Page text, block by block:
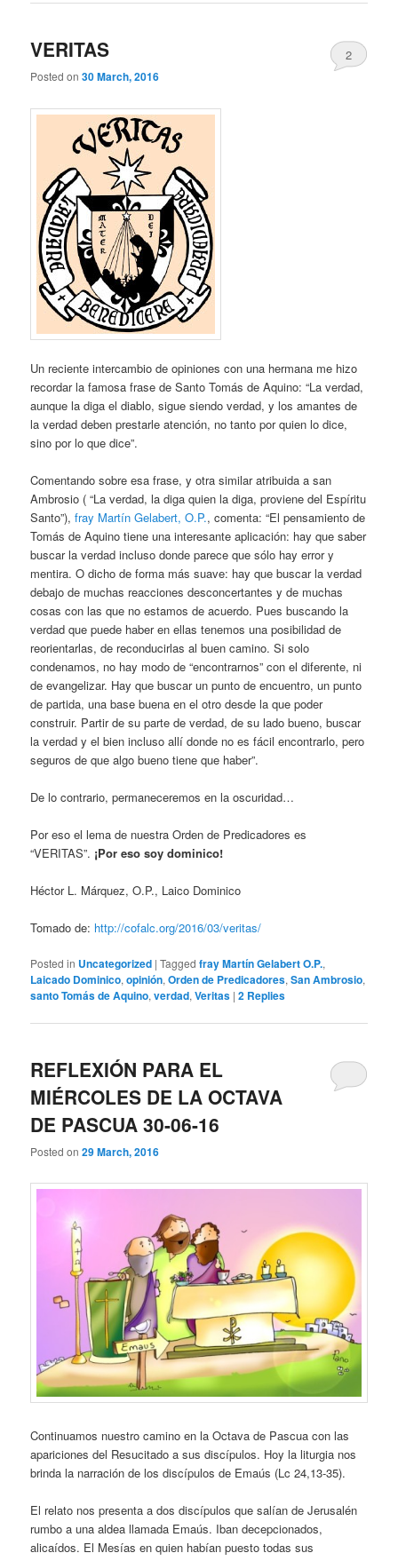
VERITAS
Posted on30 March, 2016
2
Un reciente intercambio de opiniones con una hermana me hizo
recordar la famosa frase de Santo Tomás de Aquino: “La verdad,
aunque la diga el diablo, sigue siendo verdad, y los amantes de
la verdad deben prestarle atención, no tanto por quien lo dice,
sino por lo que dice”.
Comentando sobre esa frase, y otra similar atribuida a san
Ambrosio ( “La verdad, la diga quien la diga, proviene del Espíritu
Santo”),fray Martín Gelabert, O.P., comenta: “El pensamiento de
Tomás de Aquino tiene una interesante aplicación: hay que saber
buscar la verdad incluso donde parece que sólo hay error y
mentira. O dicho de forma más suave: hay que buscar la verdad
debajo de muchas reacciones desconcertantes y de muchas
cosas con las que no estamos de acuerdo. Pues buscando la
verdad que puede haber en ellas tenemos una posibilidad de
reorientarlas, de reconducirlas al buen camino. Si solo
condenamos, no hay modo de “encontrarnos” con el diferente, ni
de evangelizar. Hay que buscar un punto de encuentro, un punto
de partida, una base buena en el otro desde la que poder
construir. Partir de su parte de verdad, de su lado bueno, buscar
la verdad y el bien incluso allí donde no es fácil encontrarlo, pero
seguros de que algo bueno tiene que haber”.
De lo contrario, permaneceremos en la oscuridad…
Por eso el lema de nuestra Orden de Predicadores es
“VERITAS”. ¡Por eso soy dominico!
Héctor L. Márquez, O.P., Laico Dominico
Tomado de: http://cofalc.org/2016/03/veritas/
Posted in Uncategorized |Tagged fray Martín Gelabert O.P.,
Laicado Dominico,opinión,Orden de Predicadores,San Ambrosio,
santo Tomás de Aquino,verdad,Veritas |2 Replies
REFLEXIÓN PARA EL
MIÉRCOLES DE LA OCTAVA
DE PASCUA 30-06-16
Posted on29 March, 2016
Continuamos nuestro camino en la Octava de Pascua con las
apariciones del Resucitado a sus discípulos. Hoy la liturgia nos
brinda la narración de los discípulos de Emaús (Lc 24,13-35).
El relato nos presenta a dos discípulos que salían de Jerusalén
rumbo a una aldea llamada Emaús. Iban decepcionados,
alicaídos. El Mesías en quien habían puesto todas sus